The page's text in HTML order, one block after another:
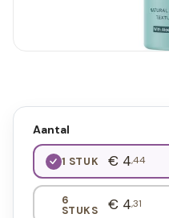
Aantal
1 STUK € 4,44
6
STUKS € 4,31